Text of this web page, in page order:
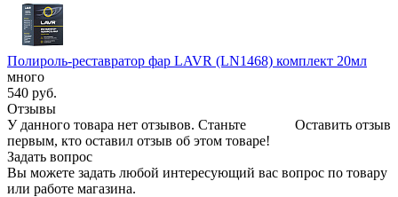
Полироль-реставратор фар LAVR (LN1468) комплект 20мл
много
540 руб.
Отзывы
Оставить отзыв
У данного товара нет отзывов. Станьте
первым, кто оставил отзыв об этом товаре!
Задать вопрос
Вы можете задать любой интересующий вас вопрос по товару
или работе магазина.